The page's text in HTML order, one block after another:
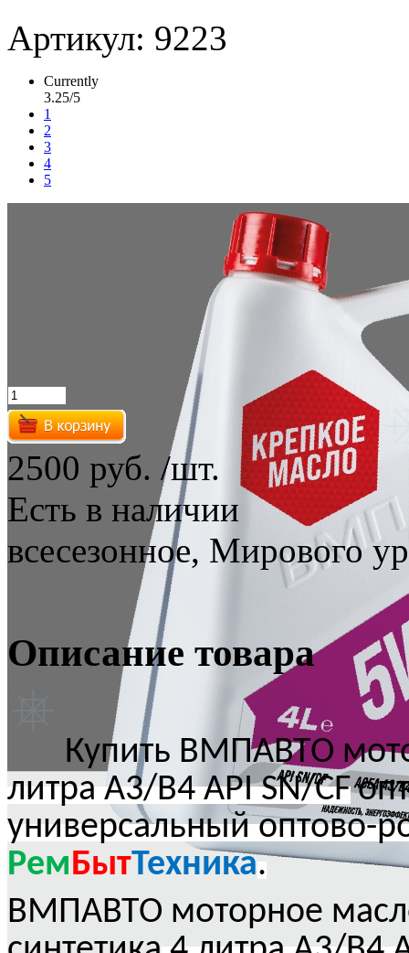
Артикул: 9223
Currently
3.25/5
1
2
3
4
5
2500 руб. /шт.
Есть в наличии
всесезонное, Мирового
Описание товара
Купить ВМПАВТО
литра A3/B4 APISN/CF
универсальный оптово-
РемБытТехника.
ВМПАВТО моторное